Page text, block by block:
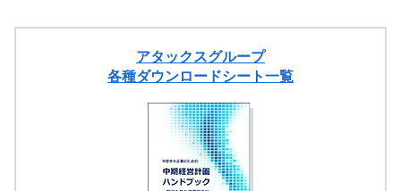
アタックスグループ
各種ダウンロードシート一覧